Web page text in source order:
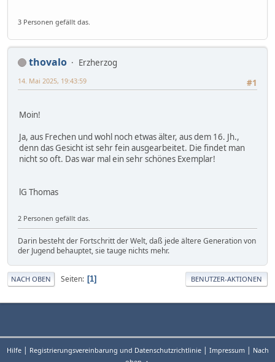
3 Personen gefällt das.
thovalo
Erzherzog
#1
14. Mai 2025, 19:43:59
Moin!
Ja, aus Frechen und wohl noch etwas älter, aus dem 16. Jh.,
denn das Gesicht ist sehr fein ausgearbeitet. Die findet man
nicht so oft. Das war mal ein sehr schönes Exemplar!
lG Thomas
2 Personen gefällt das.
Darin besteht der Fortschritt der Welt, daß jede ältere Generation von
der Jugend behauptet, sie tauge nichts mehr.
NACH OBEN Seiten 1 BENUTZER-AKTIONEN
Hilfe| Registrierungsvereinbarung und Datenschutzrichtlinie| Impressum| Nach